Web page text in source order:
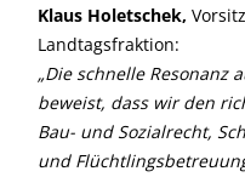
Klaus Holetschek,
Landtagsfraktion:
Die schnelle Resonanz
beweist, dass wir den
Bau- und Sozialrecht,
und